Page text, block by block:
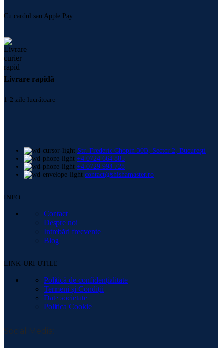
Cu cardul sau Apple Pay
Livrare rapidă
1-2 zile lucrătoare
Str. Frederic Chopin 30B, Sector 2, București
+4 0724 664 885
+4 0729 998 728
contact@shishamaster.ro
INFO
Contact
Despre noi
Intrebări frecvente
Blog
LINK-URI UTILE
Politică de confidențialitate
Termeni și Condiții
Date societate
Politica Cookie
Social Media: